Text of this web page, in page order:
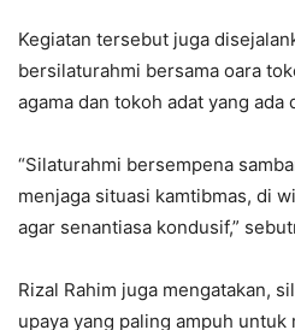
Kegiatan tersebut juga
bersilaturahmi bersama oara
agama dan tokoh adat yang ada
“Silaturahmi bersempena
menjaga situasi kamtibmas, di
agar senantiasa kondusif,”
Rizal Rahim juga mengatakan,
upaya yang paling ampuh untuk